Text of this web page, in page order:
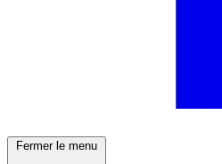
Fermer le menu